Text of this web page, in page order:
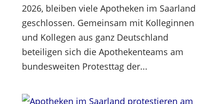
2026, bleiben viele Apotheken im Saarland
geschlossen. Gemeinsam mit Kolleginnen
und Kollegen aus ganz Deutschland
beteiligen sich die Apothekenteams am
bundesweiten Protesttag der...